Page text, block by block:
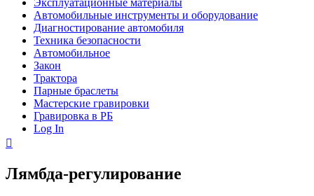
Эксплуатационные материалы
Автомобильные инструменты и оборудование
Диагностирование автомобиля
Техника безопасности
Автомобильное
Закон
Трактора
Парные браслеты
Мастерские гравировки
Гравировка в РБ
Log In
Лямбда-регулирование